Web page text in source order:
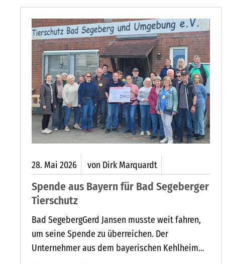
28. Mai 2026 von Dirk Marquardt
Spende aus Bayern für Bad Segeberger
Tierschutz
Bad SegebergGerd Jansen musste weit fahren,
um seine Spende zu überreichen. Der
Unternehmer aus dem bayerischen Kehlheim